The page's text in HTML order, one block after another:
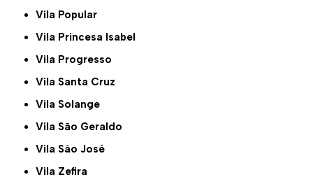
Vila Popular
Vila Princesa Isabel
Vila Progresso
Vila Santa Cruz
Vila Solange
Vila São Geraldo
Vila São José
Vila Zefira